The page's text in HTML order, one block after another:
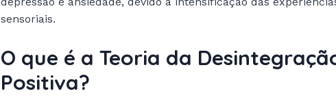
sensoriais.
O que é a Teoria da
Positiva?